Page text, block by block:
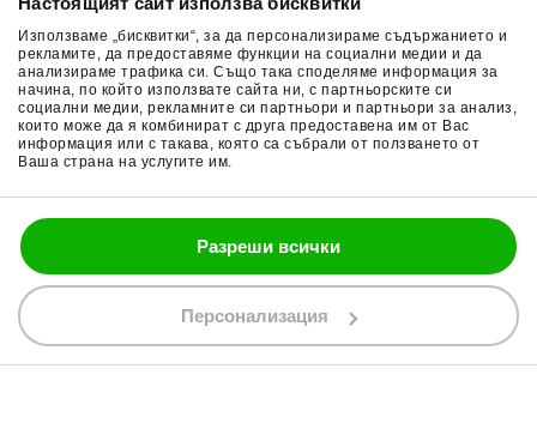
Използваме „бисквитки“, за да персонализираме съдържанието и
рекламите, да предоставяме функции на социални медии и да
анализираме трафика си. Също така споделяме информация за
начина, по който използвате сайта ни, с партньорските си
социални медии, рекламните си партньори и партньори за анализ,
които може да я комбинират с друга предоставена им от Вас
информация или с такава, която са събрали от ползването от
Ваша страна на услугите им.
Разреши всички
Персонализация
Връщане на стока
Общи условия
Поверителност
Политика за бисквитки
Очила за мотор
Раници за мотор
Ръкавици за мотор
Части за мотор
088 200 7002
shop@bobimx.com